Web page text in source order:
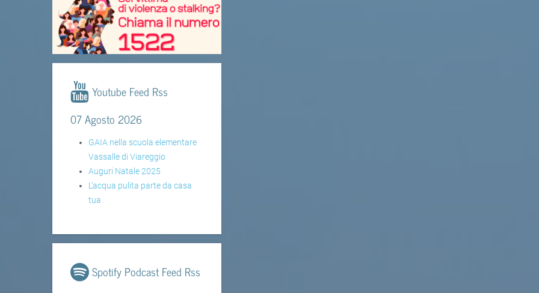
Youtube Feed Rss
07 Agosto 2026
GAIA nella scuola elementare
Vassalle di Viareggio
Auguri Natale 2025
L'acqua pulita parte da casa
tua
Spotify Podcast Feed Rss